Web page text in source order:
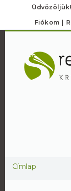
Fiókom
Jelenlegi
Címlap